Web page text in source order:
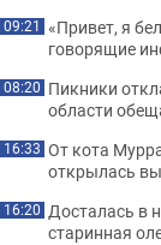
09:21 «Привет, я
говорящие
08:20 Пикники
области
16:33 От кота
открылась
16:20 Досталась в
старинная